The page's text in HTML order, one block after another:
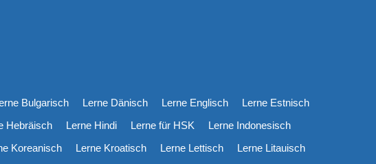
Bulgarisch Lerne Dänisch Lerne Englisch
Lerne Estnisch
Hebräisch Lerne Hindi Lerne für HSK
Lerne Indonesisch
Koreanisch Lerne Kroatisch Lerne Lettisch
Lerne Litauisch